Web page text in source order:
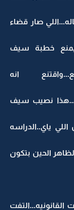
صار قضاء
خطبة سيف
انه
نصيب سيف
ياي..الدراسه
الحين بتكون
القانونيه...التفت